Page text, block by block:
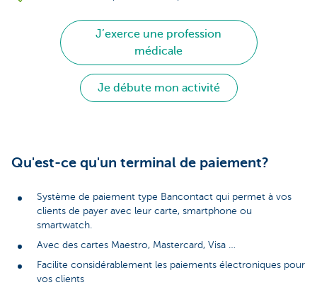
J’exerce une profession
médicale
Je débute mon activité
Qu'est-ce qu'un terminal de paiement?
Système de paiement type Bancontact qui permet à vos
clients de payer avec leur carte, smartphone ou
smartwatch.
Avec des cartes Maestro, Mastercard, Visa …
Facilite considérablement les paiements électroniques pour
vos clients